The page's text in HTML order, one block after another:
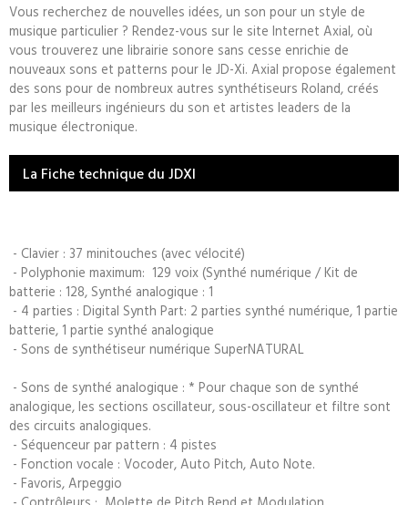
Vous recherchez de nouvelles idées, un son pour un style de
musique particulier ? Rendez-vous sur le site Internet Axial, où
vous trouverez une librairie sonore sans cesse enrichie de
nouveaux sons et patterns pour le JD-Xi. Axial propose également
des sons pour de nombreux autres synthétiseurs Roland, créés
par les meilleurs ingénieurs du son et artistes leaders de la
musique électronique.
La Fiche technique du JDXI
- Clavier : 37 minitouches (avec vélocité)
- Polyphonie maximum: 129 voix (Synthé numérique / Kit de
batterie : 128, Synthé analogique : 1
- 4 parties : Digital Synth Part: 2 parties synthé numérique, 1 partie
batterie, 1 partie synthé analogique
- Sons de synthétiseur numérique SuperNATURAL
- Sons de synthé analogique : * Pour chaque son de synthé
analogique, les sections oscillateur, sous-oscillateur et filtre sont
des circuits analogiques.
- Séquenceur par pattern : 4 pistes
- Fonction vocale : Vocoder, Auto Pitch, Auto Note.
- Favoris, Arpeggio